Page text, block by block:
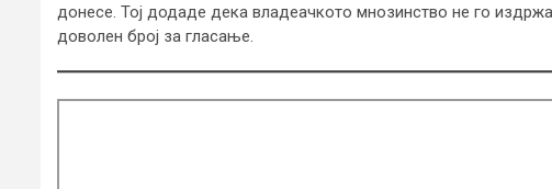
донесе. Тој додаде дека владеачкото мнозинство не го
доволен број за гласање.